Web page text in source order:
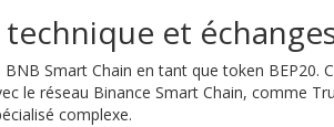
et
BNB Smart Chain en tant que token BEP20.
le réseau Binance Smart Chain, comme
complexe.